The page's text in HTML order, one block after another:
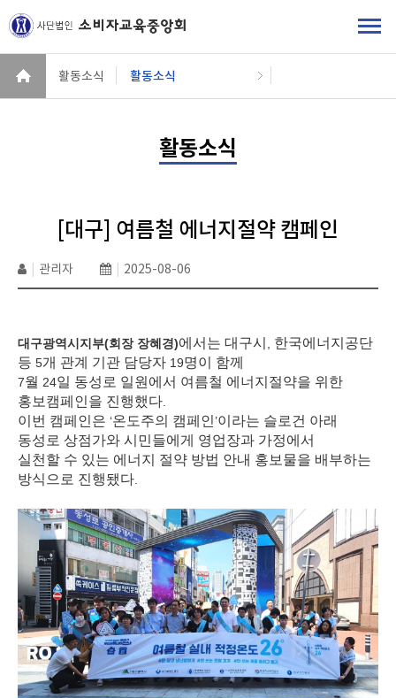
활동소식 활동소식
활동소식
[대구] 여름철 에너지절약 캠페인
관리자 2025-08-06
대구광역시지부(회장 장혜경)에서는 대구시
한국에너지공단
등 5개 관계 기관 담당자 19명이 함께
7월 24일 동성로 일원에서 여름철 에너지절약을 위한
홍보캠페인을 진행했다
이번 캠페인은 ‘온도주의 캠페인’이라는 슬로건 아래
동성로 상점가와 시민들에게 영업장과 가정에서
실천할 수 있는 에너지 절약 방법 안내 홍보물을 배부하는
방식으로 진행됐다